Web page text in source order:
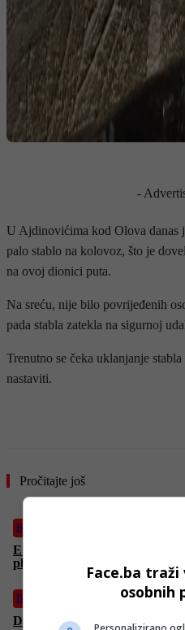
-
U Ajdinovićima kod Olova danas
palo stablo na kolovoz, što je
na ovoj dionici puta.
Na sreću, nije bilo povrijeđenih
pada stabla zatekla na sigurnoj
Trenutno se čeka uklanjanje
nastaviti.
Pročitajte još
BiH
Energoinvest zatražio od
plina za 4,59 posto
BiH
Donald Trump Junior stiže u
Face.ba
osobnih